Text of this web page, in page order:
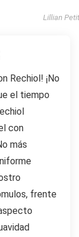
Lillian Petit
Rechiol! ¡No
el tiempo
con
más
frente